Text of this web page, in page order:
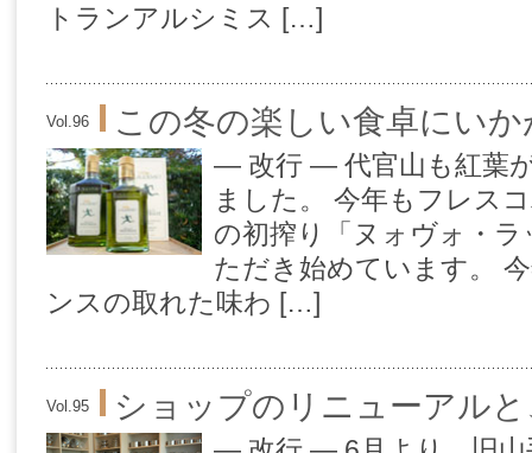
トランアルシミス […]
Vol.96 この冬の楽しい食卓にい
— 改行 — 代官山も紅葉
ました。 今年もフレス
の初搾り「ヌォヴォ・
ただき始めています。
ンスの取れた味わ […]
Vol.95 ショップのリニューアル